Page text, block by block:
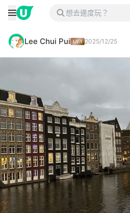
Lee Chui Pui 2025/12/25